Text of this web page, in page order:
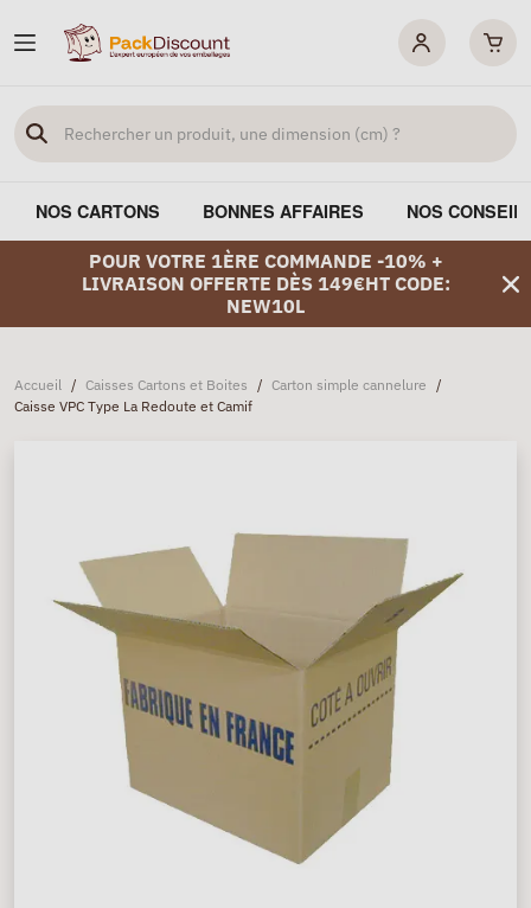
NOS CARTONS BONNES AFFAIRES NOS
POUR VOTRE 1ÈRE COMMANDE -10% +
LIVRAISON OFFERTE DÈS 149€HT CODE:
NEW10L
Accueil / Caisses Cartons et Boites / Carton simple cannelure /
Caisse VPC Type La Redoute et Camif